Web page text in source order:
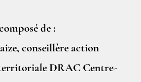
de :
conseillère action
DRAC Centre-